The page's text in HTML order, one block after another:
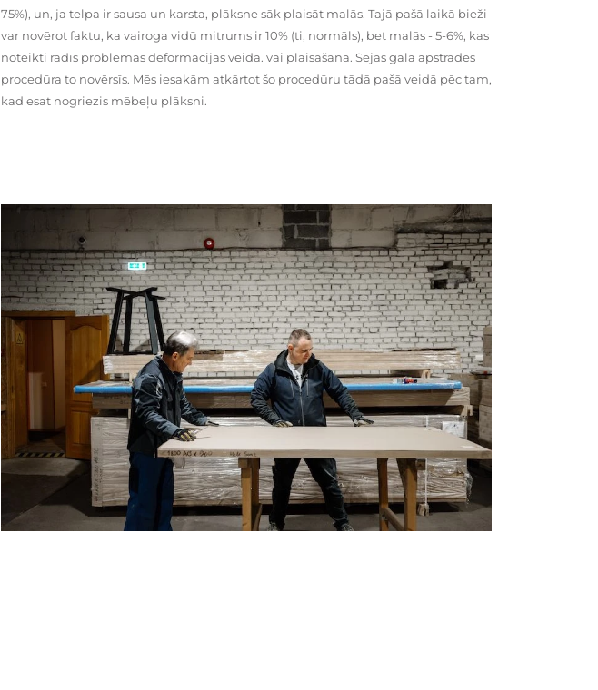
75%), un, ja telpa ir sausa un karsta, plāksne sāk plaisāt malās. Tajā pašā laikā bieži
var novērot faktu, ka vairoga vidū mitrums ir 10% (ti, normāls), bet malās - 5-6%, kas
noteikti radīs problēmas deformācijas veidā. vai plaisāšana. Sejas gala apstrādes
procedūra to novērsīs. Mēs iesakām atkārtot šo procedūru tādā pašā veidā pēc tam,
kad esat nogriezis mēbeļu plāksni.